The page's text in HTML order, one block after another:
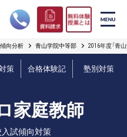
向分析 青山学院中等部 2016年度「青
策 合格体験記 塾別対策
家庭教師
入試傾向対策